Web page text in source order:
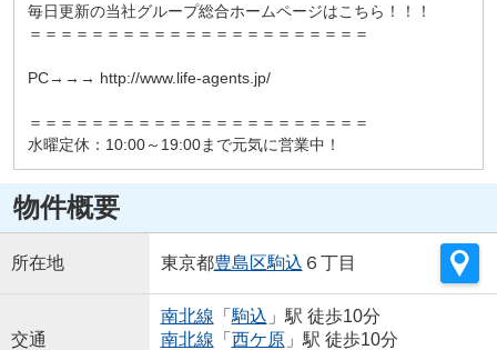
毎日更新の当社グループ総合ホームページはこちら！！！
＝＝＝＝＝＝＝＝＝＝＝＝＝＝＝＝＝＝＝＝＝＝
PC→→→ http://www.life-agents.jp/
＝＝＝＝＝＝＝＝＝＝＝＝＝＝＝＝＝＝＝＝＝＝
水曜定休：10:00～19:00まで元気に営業中！
物件概要
所在地 東京都豊島区駒込 ６丁目
交通
南北線 「 駒込 」駅 徒歩10分
南北線 「 西ケ原」駅 徒歩10分